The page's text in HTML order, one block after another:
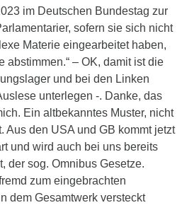
im Deutschen Bundestag zur
sofern sie sich nicht
Materie eingearbeitet haben,
abstimmen.“ – OK, damit ist die
und bei den Linken
unterlegen -. Danke, das
Ein altbekanntes Muster, nicht
Aus den USA und GB kommt jetzt
und wird auch bei uns bereits
der sog. Omnibus Gesetze.
zum eingebrachten
dem Gesamtwerk versteckt